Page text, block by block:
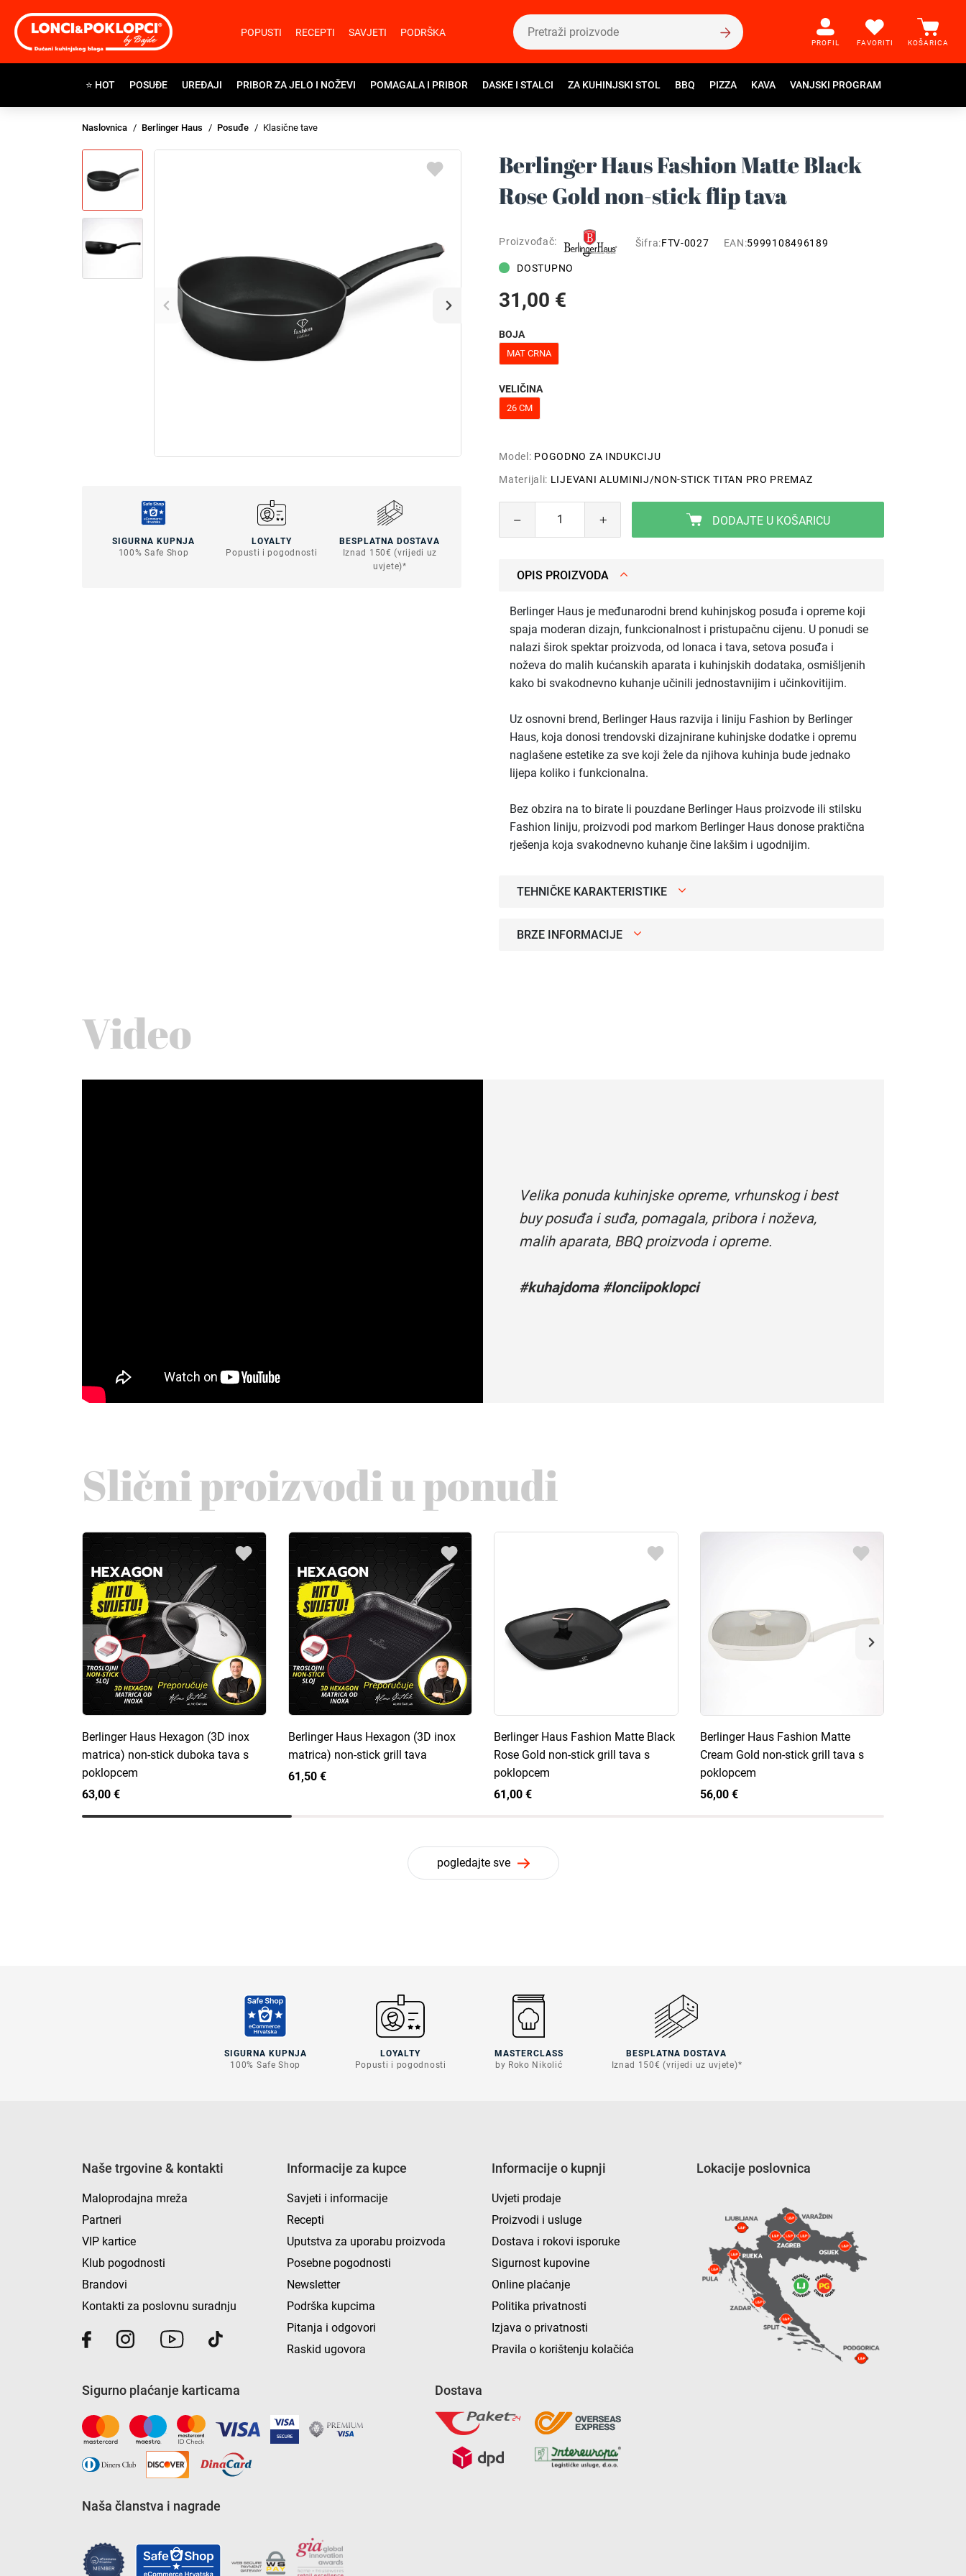
POPUSTI RECEPTI SAVJETI PODRŠKA
PROFIL FAVORITI KOŠARICA
⭐ HOT POSUĐE UREĐAJI PRIBOR ZA JELO I NOŽEVI POMAGALA I PRIBOR DASKE I STALCI ZA KUHINJSKI STOL BBQ PIZZA KAVA VANJSKI PROGRAM
Naslovnica Berlinger Haus Posuđe Klasične tave
SIGURNA KUPNJA
100% Safe Shop
LOYALTY
Popusti i pogodnosti
BESPLATNA DOSTAVA
Iznad 150€ (vrijedi uz
uvjete)*
Berlinger Haus Fashion Matte Black
Rose Gold non-stick flip tava
Proizvođač: Šifra:FTV-0027 EAN:5999108496189
DOSTUPNO
31,00 €
BOJA
MAT CRNA
VELIČINA
26 CM
Model: POGODNO ZA INDUKCIJU
Materijali: LIJEVANI ALUMINIJ/NON-STICK TITAN PRO PREMAZ
DODAJTE U KOŠARICU
OPIS PROIZVODA
Berlinger Haus je međunarodni brend kuhinjskog posuđa i opreme koji
spaja moderan dizajn, funkcionalnost i pristupačnu cijenu. U ponudi se
nalazi širok spektar proizvoda, od lonaca i tava, setova posuđa i
noževa do malih kućanskih aparata i kuhinjskih dodataka, osmišljenih
kako bi svakodnevno kuhanje učinili jednostavnijim i učinkovitijim.
Uz osnovni brend, Berlinger Haus razvija i liniju Fashion by Berlinger
Haus, koja donosi trendovski dizajnirane kuhinjske dodatke i opremu
naglašene estetike za sve koji žele da njihova kuhinja bude jednako
lijepa koliko i funkcionalna.
Bez obzira na to birate li pouzdane Berlinger Haus proizvode ili stilsku
Fashion liniju, proizvodi pod markom Berlinger Haus donose praktična
rješenja koja svakodnevno kuhanje čine lakšim i ugodnijim.
TEHNIČKE KARAKTERISTIKE
BRZE INFORMACIJE
Video
Velika ponuda kuhinjske opreme, vrhunskog i best
buy posuđa i suđa, pomagala, pribora i noževa,
malih aparata, BBQ proizvoda i opreme.
#kuhajdoma #lonciipoklopci
Slični proizvodi u ponudi
Berlinger Haus Hexagon (3D inox
matrica) non-stick duboka tava s
poklopcem
63,00 €
Berlinger Haus Hexagon (3D inox
matrica) non-stick grill tava
61,50 €
Berlinger Haus Fashion Matte Black
Rose Gold non-stick grill tava s
poklopcem
61,00 €
Berlinger Haus Fashion Matte
Cream Gold non-stick grill tava s
poklopcem
56,00 €
pogledajte sve
SIGURNA KUPNJA
100% Safe Shop
LOYALTY
Popusti i pogodnosti
MASTERCLASS
by Roko Nikolić
BESPLATNA DOSTAVA
Iznad 150€ (vrijedi uz uvjete)*
Naše trgovine & kontakti
Maloprodajna mreža
Partneri
VIP kartice
Klub pogodnosti
Brandovi
Kontakti za poslovnu suradnju
Informacije za kupce
Savjeti i informacije
Recepti
Uputstva za uporabu proizvoda
Posebne pogodnosti
Newsletter
Podrška kupcima
Pitanja i odgovori
Raskid ugovora
Informacije o kupnji
Uvjeti prodaje
Proizvodi i usluge
Dostava i rokovi isporuke
Sigurnost kupovine
Online plaćanje
Politika privatnosti
Izjava o privatnosti
Pravila o korištenju kolačića
Lokacije poslovnica
Sigurno plaćanje karticama
Naša članstva i nagrade
Dostava